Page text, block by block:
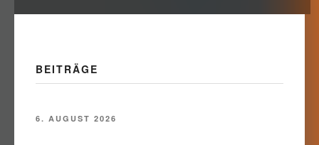
BEITRÄGE
VERÖFFENTLICHT
6. AUGUST 2026